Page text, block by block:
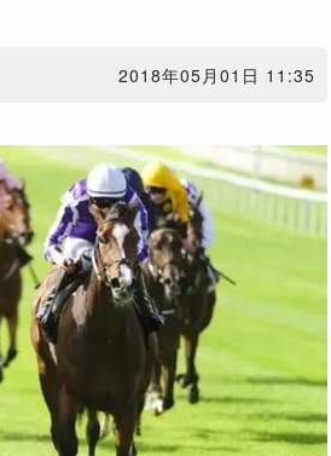
2018年05月01日 11:35